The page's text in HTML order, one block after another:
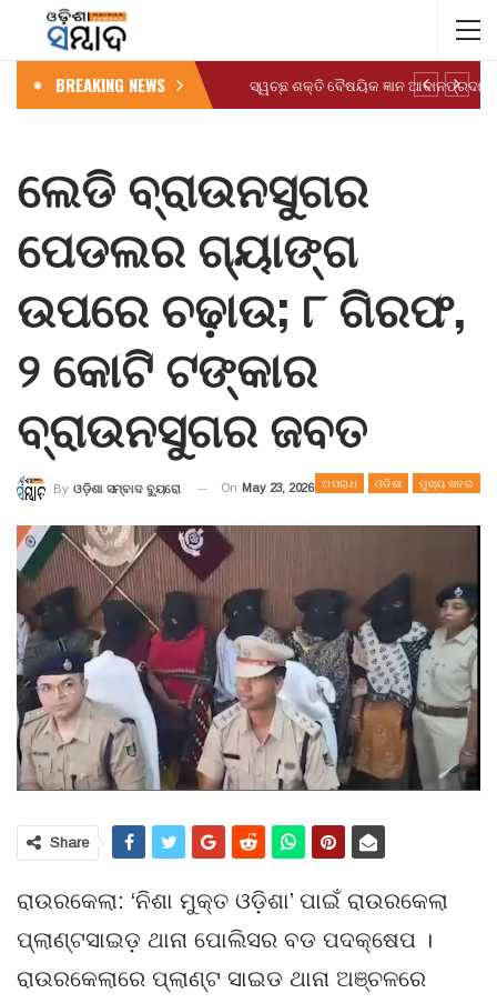
BREAKING NEWS
ଲେଡି ବ୍ରାଉନସୁଗର
ପେଡଲର ଗ୍ୟାଙ୍ଗ
ଉପରେ ଚଢ଼ାଉ; ୮ ଗିରଫ,
୨ କୋଟି ଟଙ୍କାର
ବ୍ରାଉନସୁଗର ଜବତ
ଅପରାଧ ଓଡିଶା ମୁଖ୍ୟ ଖବର
By ଓଡ଼ିଶା ସମ୍ବାଦ ବ୍ୟୁରୋ On May 23, 2026
Share
ରାଉରକେଲା: ‘ନିଶା ମୁକ୍ତ ଓଡ଼ିଶା’ ପାଇଁ ରାଉରକେଲା
ପ୍ଲାଣ୍ଟସାଇଡ଼ ଥାନା ପୋଲିସର ବଡ ପଦକ୍ଷେପ ।
ରାଉରକେଲାରେ ପ୍ଲାଣ୍ଟ ସାଇଡ ଥାନା ଅଞ୍ଚଳରେ